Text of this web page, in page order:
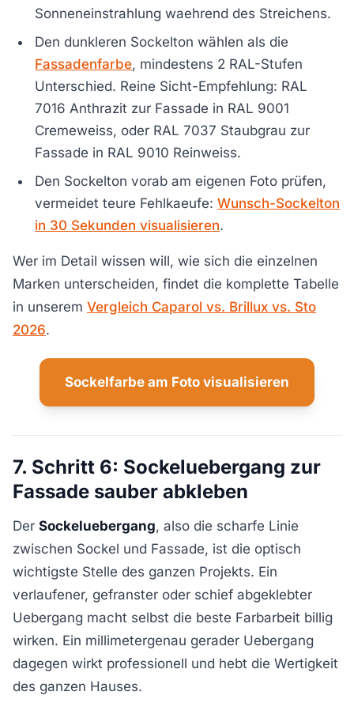
Sonneneinstrahlung waehrend des Streichens.
Den dunkleren Sockelton wählen als die
Fassadenfarbe, mindestens 2 RAL-Stufen
Unterschied. Reine Sicht-Empfehlung: RAL
7016 Anthrazit zur Fassade in RAL 9001
Cremeweiss, oder RAL 7037 Staubgrau zur
Fassade in RAL 9010 Reinweiss.
Den Sockelton vorab am eigenen Foto prüfen,
vermeidet teure Fehlkaeufe:Wunsch-Sockelton
in 30 Sekunden visualisieren.
Wer im Detail wissen will, wie sich die einzelnen
Marken unterscheiden, findet die komplette Tabelle
in unserem Vergleich Caparol vs. Brillux vs. Sto
2026.
Sockelfarbe am Foto visualisieren
7. Schritt 6: Sockeluebergang zur
Fassade sauber abkleben
Der Sockeluebergang, also die scharfe Linie
zwischen Sockel und Fassade, ist die optisch
wichtigste Stelle des ganzen Projekts. Ein
verlaufener, gefranster oder schief abgeklebter
Uebergang macht selbst die beste Farbarbeit billig
wirken. Ein millimetergenau gerader Uebergang
dagegen wirkt professionell und hebt die Wertigkeit
des ganzen Hauses.